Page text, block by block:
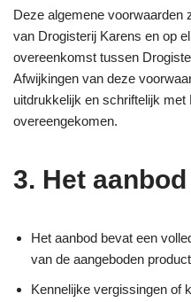
Deze algemene voorwaarden
van Drogisterij Karens en op
overeenkomst tussen
Afwijkingen van deze
uitdrukkelijk en schriftelijk
overeengekomen.
3. Het aanbod
Het aanbod bevat een
van de aangeboden
Kennelijke vergissingen of